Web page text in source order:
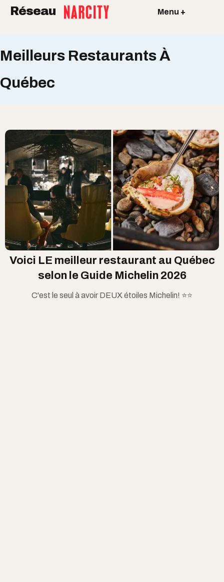
Réseau Menu +
Meilleurs Restaurants À
Québec
Voici LE meilleur restaurant au Québec
selon le Guide Michelin 2026
C'est le seul à avoir DEUX étoiles Michelin! ⭐️⭐️